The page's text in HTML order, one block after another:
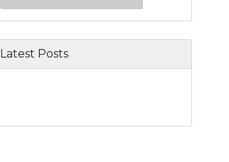
Latest Posts